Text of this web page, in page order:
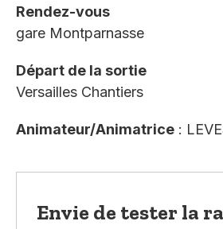
Rendez-vous
gare Montparnasse
Départ de la sortie
Versailles Chantiers
Animateur/Animatrice :
Envie de tester la